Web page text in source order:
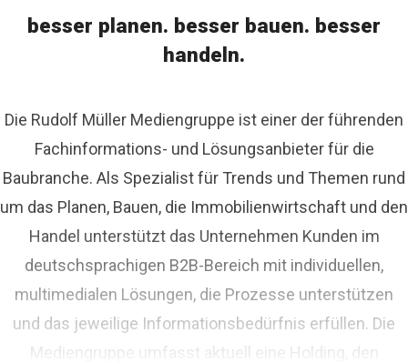
besser planen. besser bauen. besser
handeln.
Die Rudolf Müller Mediengruppe ist einer der führenden
Fachinformations- und Lösungsanbieter für die
Baubranche. Als Spezialist für Trends und Themen rund
um das Planen, Bauen, die Immobilienwirtschaft und den
Handel unterstützt das Unternehmen Kunden im
deutschsprachigen B2B-Bereich mit individuellen,
multimedialen Lösungen, die Prozesse unterstützen
und das jeweilige Informationsbedürfnis erfüllen. Die
Mediengruppe umfasst aktuell eine Holding, den